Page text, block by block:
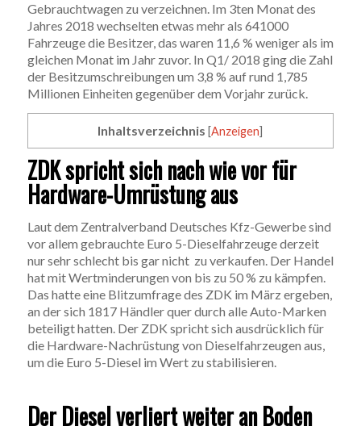
Gebrauchtwagen zu verzeichnen. Im 3ten Monat des
Jahres 2018 wechselten etwas mehr als 641000
Fahrzeuge die Besitzer, das waren 11,6 % weniger als im
gleichen Monat im Jahr zuvor. In Q1/ 2018 ging die Zahl
der Besitzumschreibungen um 3,8 % auf rund 1,785
Millionen Einheiten gegenüber dem Vorjahr zurück.
Inhaltsverzeichnis [Anzeigen]
ZDK spricht sich nach wie vor für
Hardware-Umrüstung aus
Laut dem Zentralverband Deutsches Kfz-Gewerbe sind
vor allem gebrauchte Euro 5-Dieselfahrzeuge derzeit
nur sehr schlecht bis gar nicht zu verkaufen. Der Handel
hat mit Wertminderungen von bis zu 50 % zu kämpfen.
Das hatte eine Blitzumfrage des ZDK im März ergeben,
an der sich 1817 Händler quer durch alle Auto-Marken
beteiligt hatten. Der ZDK spricht sich ausdrücklich für
die Hardware-Nachrüstung von Dieselfahrzeugen aus,
um die Euro 5-Diesel im Wert zu stabilisieren.
Der Diesel verliert weiter an Boden